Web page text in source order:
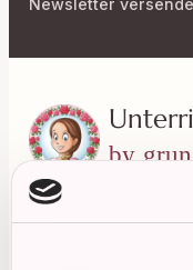
by
Liebevoll